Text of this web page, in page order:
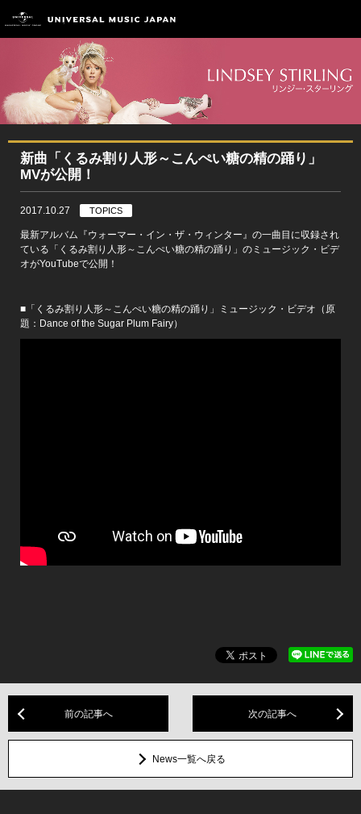
新曲「くるみ割り人形～こんぺい糖の精の踊り」
MVが公開！
2017.10.27 TOPICS
最新アルバム『ウォーマー・イン・ザ・ウィンター』の一曲目に収録され
ている「くるみ割り人形～こんぺい糖の精の踊り」のミュージック・ビデ
オがYouTubeで公開！
■「くるみ割り人形～こんぺい糖の精の踊り」ミュージック・ビデオ（原
題：Dance of the Sugar Plum Fairy）
前の記事へ 次の記事へ
News一覧へ戻る